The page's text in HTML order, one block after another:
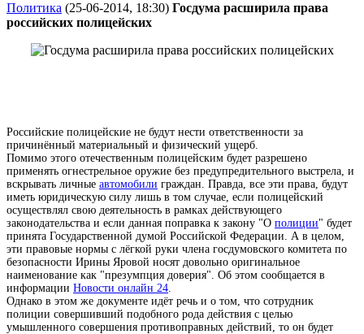
Политика (25-06-2014, 18:30) Госдума расширила права
российских полицейских
Российские полицейские не будут нести ответственности за
причинённый материальный и физический ущерб.
Помимо этого отечественным полицейским будет разрешено
применять огнестрельное оружие без предупредительного выстрела, и
вскрывать личные автомобили граждан. Правда, все эти права, будут
иметь юридическую силу лишь в том случае, если полицейский
осуществлял свою деятельность в рамках действующего
законодательства и если данная поправка к закону "О полиции" будет
принята Государственной думой Российской Федерации. А в целом,
эти правовые нормы с лёгкой руки члена госдумовского комитета по
безопасности Ирины Яровой носят довольно оригинальное
наименование как "презумпция доверия". Об этом сообщается в
информации Новости онлайн 24.
Однако в этом же документе идёт речь и о том, что сотрудник
полиции совершивший подобного рода действия с целью
умышленного совершения противоправных действий, то он будет